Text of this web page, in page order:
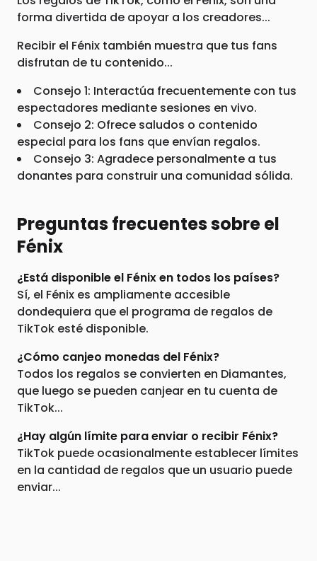
forma divertida de apoyar a los creadores...
Recibir el Fénix también muestra que tus fans
disfrutan de tu contenido...
Consejo 1: Interactúa frecuentemente con tus
espectadores mediante sesiones en vivo.
Consejo 2: Ofrece saludos o contenido
especial para los fans que envían regalos.
Consejo 3: Agradece personalmente a tus
donantes para construir una comunidad sólida.
Preguntas frecuentes sobre el
Fénix
¿Está disponible el Fénix en todos los países?
Sí, el Fénix es ampliamente accesible
dondequiera que el programa de regalos de
TikTok esté disponible.
¿Cómo canjeo monedas del Fénix?
Todos los regalos se convierten en Diamantes,
que luego se pueden canjear en tu cuenta de
TikTok...
¿Hay algún límite para enviar o recibir Fénix?
TikTok puede ocasionalmente establecer límites
en la cantidad de regalos que un usuario puede
enviar...